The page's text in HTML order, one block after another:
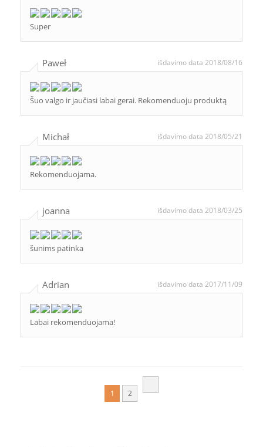
Super
Paweł išdavimo data 2018/08/16
Šuo valgo ir jaučiasi labai gerai. Rekomenduoju produktą
Michał išdavimo data 2018/05/21
Rekomenduojama.
joanna išdavimo data 2018/03/25
šunims patinka
Adrian išdavimo data 2017/11/09
Labai rekomenduojama!
1 2